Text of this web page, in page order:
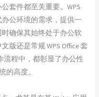
套件都至关重要。WPS
公环境的需求，提供一
确保其始终处于办公软
版还是常规 WPS Office 套
流程中，都彰显了办公性
的高度。